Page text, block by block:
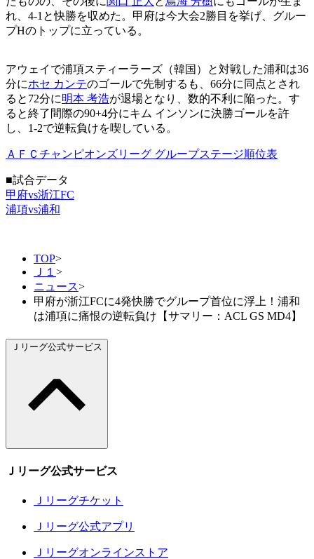
れ、4-1と快勝を収めた。甲府は今大会2勝目を挙げ、グルー
プHのトップに立っている。
アウェイで浦項スティーラーズ（韓国）と対戦した浦和は36
分にホセ カンテのゴールで先制するも、66分に同点とされ
ると72分に明本 考浩が退場となり、数的不利に陥った。す
ると終了間際の90+4分にキム インソンに決勝ゴールを許
し、1-2で逆転負けを喫している。
ＡＦＣチャンピオンズリーグ グループステージ順位表
■試合データ
甲府vs浙江FC
浦項vs浦和
TOP>
Ｊ１ >
ニュース>
甲府が浙江FCに4発快勝でグループ首位に浮上！浦和
は浦項に痛恨の逆転負け【サマリー：ACL GS MD4】
Ｊリーグ公式サービス
Ｊリーグ公式サービス
Ｊリーグチケット
Ｊリーグ公式アプリ
Ｊリーグオンラインストア